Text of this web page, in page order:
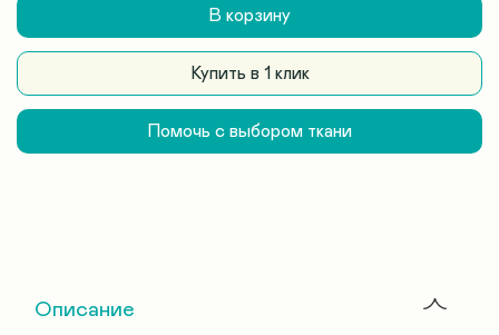
В корзину
Купить в 1 клик
Помочь с выбором ткани
Описание